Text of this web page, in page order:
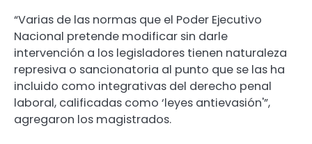
“Varias de las normas que el Poder Ejecutivo
Nacional pretende modificar sin darle
intervención a los legisladores tienen naturaleza
represiva o sancionatoria al punto que se las ha
incluido como integrativas del derecho penal
laboral, calificadas como ‘leyes antievasión'”,
agregaron los magistrados.